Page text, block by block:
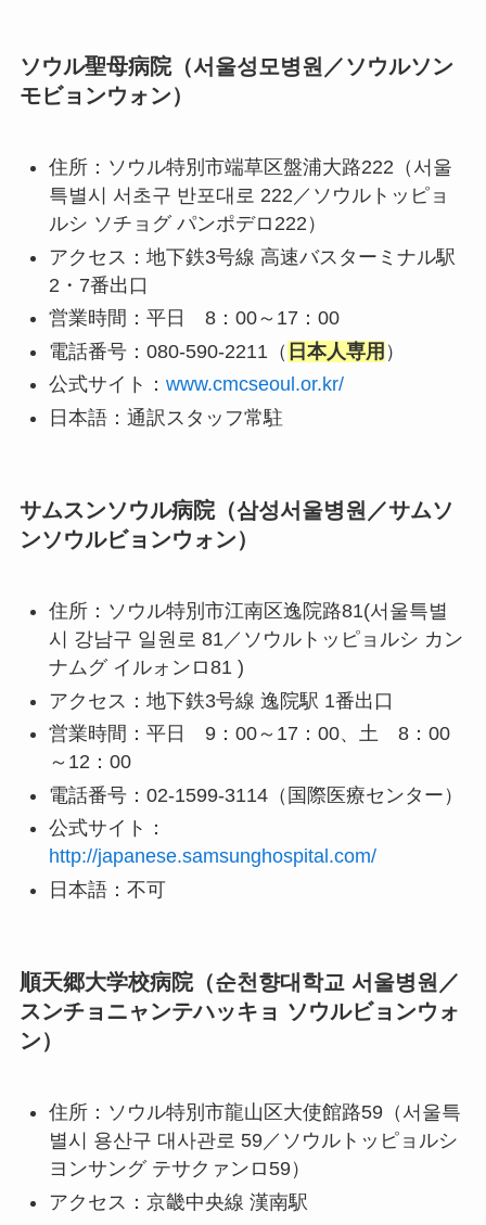
ソウル聖母病院（서울성모병원／ソウルソン
モビョンウォン）
住所：ソウル特別市端草区盤浦大路222（서울
특별시 서초구 반포대로 222／ソウルトッピョ
ルシ ソチョグ パンポデロ222）
アクセス：地下鉄3号線 高速バスターミナル駅
2・7番出口
営業時間：平日 8：00～17：00
電話番号：080-590-2211（ 日本人専用 ）
公式サイト： www.cmcseoul.or.kr/
日本語：通訳スタッフ常駐
サムスンソウル病院（삼성서울병원／サムソ
ンソウルビョンウォン）
住所：ソウル特別市江南区逸院路81(서울특별
시 강남구 일원로 81／ソウルトッピョルシ カン
ナムグ イルォンロ81 )
アクセス：地下鉄3号線 逸院駅 1番出口
営業時間：平日 9：00～17：00、土 8：00
～12：00
電話番号：02-1599-3114（国際医療センター）
公式サイト：
http://japanese.samsunghospital.com/
日本語：不可
順天郷大学校病院（순천향대학교 서울병원／
スンチョニャンテハッキョ ソウルビョンウォ
ン）
住所：ソウル特別市龍山区大使館路59（서울특
별시 용산구 대사관로 59／ソウルトッピョルシ
ヨンサング テサクァンロ59）
アクセス：京畿中央線 漢南駅